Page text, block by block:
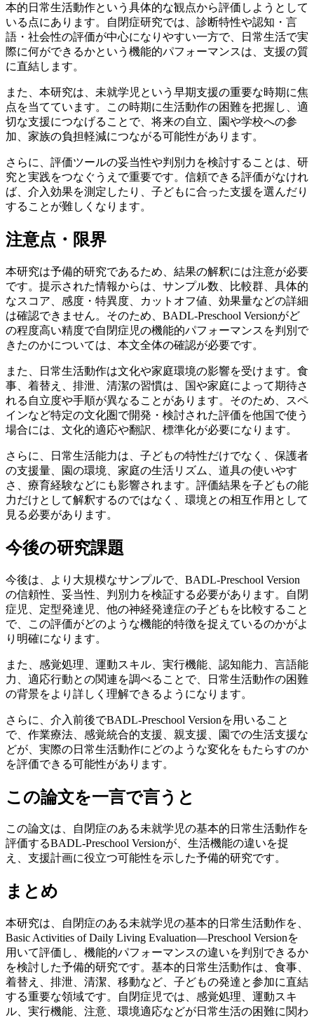
本的日常生活動作という具体的な観点から評価しようとして
いる点にあります。自閉症研究では、診断特性や認知・言
語・社会性の評価が中心になりやすい一方で、日常生活で実
際に何ができるかという機能的パフォーマンスは、支援の質
に直結します。
また、本研究は、未就学児という早期支援の重要な時期に焦
点を当てています。この時期に生活動作の困難を把握し、適
切な支援につなげることで、将来の自立、園や学校への参
加、家族の負担軽減につながる可能性があります。
さらに、評価ツールの妥当性や判別力を検討することは、研
究と実践をつなぐうえで重要です。信頼できる評価がなけれ
ば、介入効果を測定したり、子どもに合った支援を選んだり
することが難しくなります。
注意点・限界
本研究は予備的研究であるため、結果の解釈には注意が必要
です。提示された情報からは、サンプル数、比較群、具体的
なスコア、感度・特異度、カットオフ値、効果量などの詳細
は確認できません。そのため、BADL-Preschool Versionがど
の程度高い精度で自閉症児の機能的パフォーマンスを判別で
きたのかについては、本文全体の確認が必要です。
また、日常生活動作は文化や家庭環境の影響を受けます。食
事、着替え、排泄、清潔の習慣は、国や家庭によって期待さ
れる自立度や手順が異なることがあります。そのため、スペ
インなど特定の文化圏で開発・検討された評価を他国で使う
場合には、文化的適応や翻訳、標準化が必要になります。
さらに、日常生活能力は、子どもの特性だけでなく、保護者
の支援量、園の環境、家庭の生活リズム、道具の使いやす
さ、療育経験などにも影響されます。評価結果を子どもの能
力だけとして解釈するのではなく、環境との相互作用として
見る必要があります。
今後の研究課題
今後は、より大規模なサンプルで、BADL-Preschool Version
の信頼性、妥当性、判別力を検証する必要があります。自閉
症児、定型発達児、他の神経発達症の子どもを比較すること
で、この評価がどのような機能的特徴を捉えているのかがよ
り明確になります。
また、感覚処理、運動スキル、実行機能、認知能力、言語能
力、適応行動との関連を調べることで、日常生活動作の困難
の背景をより詳しく理解できるようになります。
さらに、介入前後でBADL-Preschool Versionを用いること
で、作業療法、感覚統合的支援、親支援、園での生活支援な
どが、実際の日常生活動作にどのような変化をもたらすのか
を評価できる可能性があります。
この論文を一言で言うと
この論文は、自閉症のある未就学児の基本的日常生活動作を
評価するBADL-Preschool Versionが、生活機能の違いを捉
え、支援計画に役立つ可能性を示した予備的研究です。
まとめ
本研究は、自閉症のある未就学児の基本的日常生活動作を、
Basic Activities of Daily Living Evaluation—Preschool Versionを
用いて評価し、機能的パフォーマンスの違いを判別できるか
を検討した予備的研究です。基本的日常生活動作は、食事、
着替え、排泄、清潔、移動など、子どもの発達と参加に直結
する重要な領域です。自閉症児では、感覚処理、運動スキ
ル、実行機能、注意、環境適応などが日常生活の困難に関わ